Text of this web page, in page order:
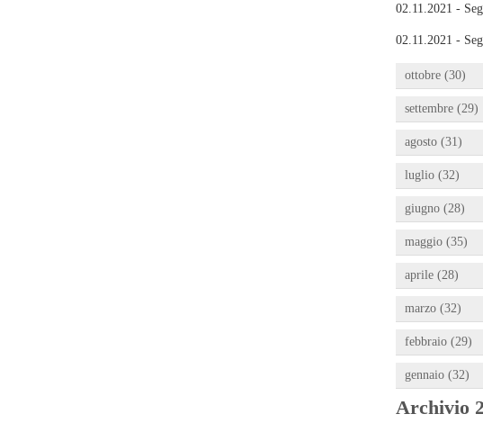
02.11.2021 -
02.11.2021 -
ottobre (30)
settembre (29)
agosto (31)
luglio (32)
giugno (28)
maggio (35)
aprile (28)
marzo (32)
febbraio (29)
gennaio (32)
Archivio